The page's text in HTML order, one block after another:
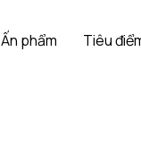
Ấn phẩm Tiêu